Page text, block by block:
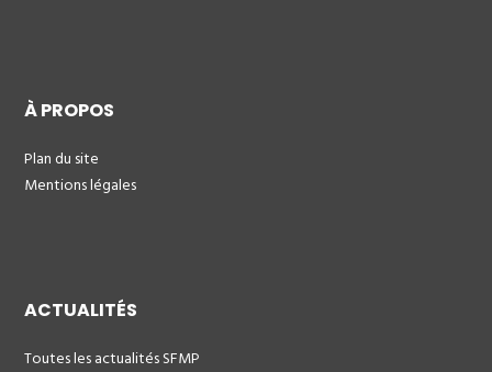
À PROPOS
Plan du site
Mentions légales
ACTUALITÉS
Toutes les actualités SFMP